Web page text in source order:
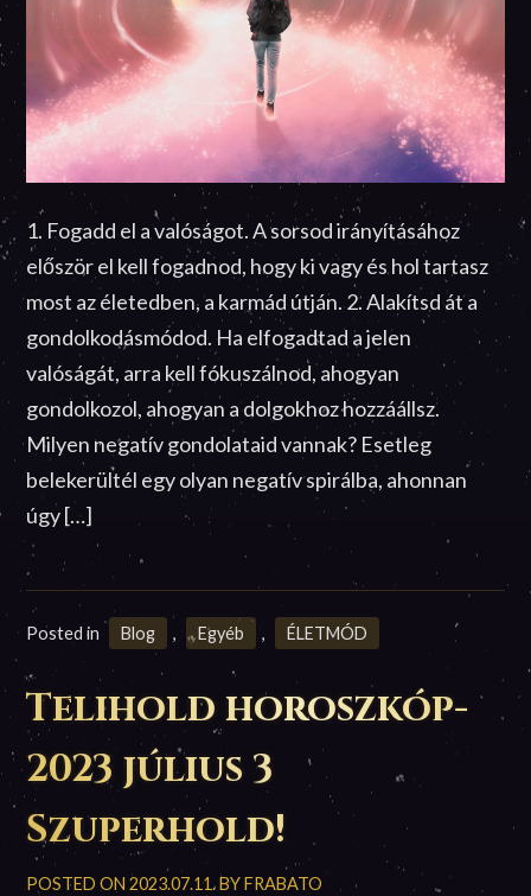
1. Fogadd el a valóságot. A sorsod irányításához
először el kell fogadnod, hogy ki vagy és hol tartasz
most az életedben, a karmád útján. 2. Alakítsd át a
gondolkodásmódod. Ha elfogadtad a jelen
valóságát, arra kell fókuszálnod, ahogyan
gondolkozol, ahogyan a dolgokhoz hozzáállsz.
Milyen negatív gondolataid vannak? Esetleg
belekerültél egy olyan negatív spirálba, ahonnan
úgy […]
Posted in Blog , Egyéb , ÉLETMÓD
Telihold horoszkóp-
2023 július 3
Szuperhold!
POSTED ON2023.07.11.BYFRABATO